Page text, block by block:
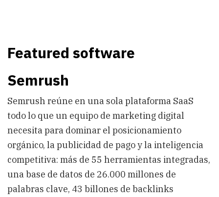
Featured software
Semrush
Semrush reúne en una sola plataforma SaaS
todo lo que un equipo de marketing digital
necesita para dominar el posicionamiento
orgánico, la publicidad de pago y la inteligencia
competitiva: más de 55 herramientas integradas,
una base de datos de 26.000 millones de
palabras clave, 43 billones de backlinks